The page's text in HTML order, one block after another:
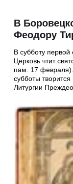
В
Феодору
В субботу
Церковь чтит
пам. 17 февраля).
субботы
Литургии